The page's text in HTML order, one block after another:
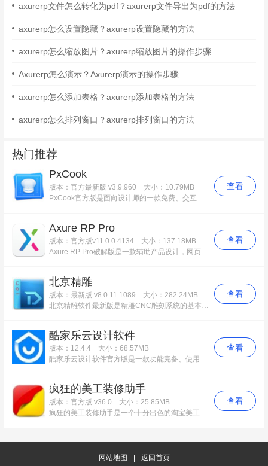
axurerp文件怎么转化为pdf？axurerp文件导出为pdf的方法
axurerp怎么设置隐藏？axurerp设置隐藏的方法
axurerp怎么缩放图片？axurerp缩放图片的操作步骤
Axurerp怎么演示？Axurerp演示的操作步骤
axurerp怎么添加表格？axurerp添加表格的方法
axurerp怎么排列窗口？axurerp排列窗口的方法
热门推荐
PxCook
版本：官方最新版 v3.9.960
大小：10.79MB
PxCook官方版是面向设计师的一款免费、交互流畅、全平台支持的标注切图工具。PxCook像素大厨是每个UI设计师都在用的标注切图神器。PxCook官方版​支持对PS、Sketch设计元素尺寸、颜色的智能标注，从设计到代码让团队高效协作，生成前端代码，设计研发协作利器。
查看
Axure RP Pro
版本：官方版v11.0.0.4134
大小：137.18MB
查看
北京精雕
版本：最新版 v8.0.11.1089
大小：282.24MB
查看
酷家乐云设计软件
版本：12.4.4
大小：68.57MB
酷家乐云设计软件官方版是一款功能完备、使用便捷的家居设计软件，酷家乐云设计软件官方版拥有海量的模版和素材让你快速完成一份设计方案。无论是新手小白，还是资深业内设计人士，都可以在上面进行随心设计。同时你也可以在上面看到各类设计师的优秀作品，相互学习。
查看
疯狂的美工装修助手
版本：官方版 v36.0
大小：25.85MB
疯狂的美工装修助手是一个十分出色的淘宝美工软件。疯狂的美工装修助手可为淘宝集市店铺或者商城店铺添加各种高级特效模块，甚至是淘宝装修模板市场没有的效果，疯狂的美工助手都可以轻松实现，并且软件操作简单，操作界面设计合理，新手也能快速上手。
查看
网站地图 返回首页